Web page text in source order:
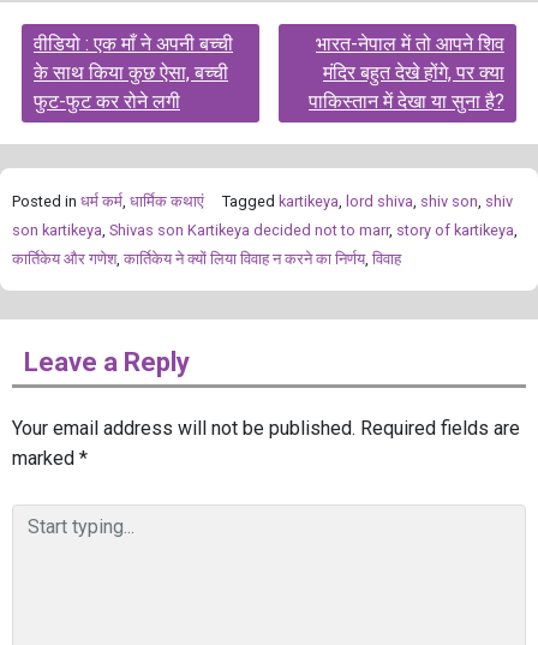
Post
navigation
वीडियो : एक माँ ने अपनी बच्ची
के साथ किया कुछ ऐसा, बच्ची
फुट-फुट कर रोने लगी
भारत-नेपाल में तो आपने शिव
मंदिर बहुत देखे होंगे, पर क्या
पाकिस्तान में देखा या सुना है?
Posted in धर्म कर्म, धार्मिक कथाएं Tagged kartikeya, lord shiva, shiv son, shiv
son kartikeya, Shivas son Kartikeya decided not to marr, story of kartikeya,
कार्तिकेय और गणेश, कार्तिकेय ने क्यों लिया विवाह न करने का निर्णय, विवाह
Leave a Reply
Your email address will not be published. Required fields are
marked *